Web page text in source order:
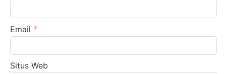
Email *
Situs Web